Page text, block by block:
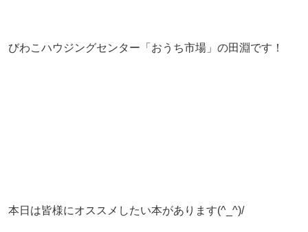
びわこハウジングセンター「おうち市場」の田淵です！
本日は皆様にオススメしたい本があります(^_^)/